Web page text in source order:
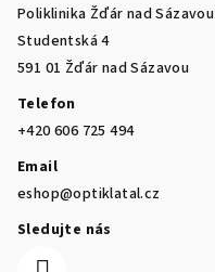
Poliklinika Žďár nad Sázavou
Studentská 4
591 01 Žďár nad Sázavou
Telefon
+420 606 725 494
Email
eshop@optiklatal.cz
Sledujte nás